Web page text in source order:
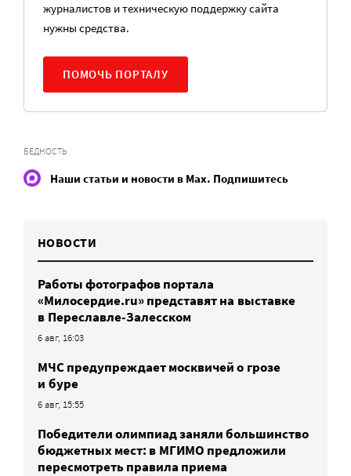
журналистов и техническую поддержку сайта
нужны средства.
ПОМОЧЬ ПОРТАЛУ
БЕДНОСТЬ
Наши статьи и новости в Max. Подпишитесь
НОВОСТИ
Работы фотографов портала
«Милосердие.ru» представят на выставке
в Переславле-Залесском
6 авг, 16:03
МЧС предупреждает москвичей о грозе
и буре
6 авг, 15:55
Победители олимпиад заняли большинство
бюджетных мест: в МГИМО предложили
пересмотреть правила приема